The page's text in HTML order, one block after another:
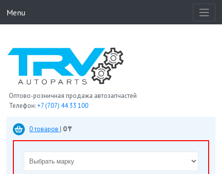
Menu
Оптово-розничная продажа автозапчастей
Телефон:+7 (707) 44 33 100
0 товаров | 0 ₸